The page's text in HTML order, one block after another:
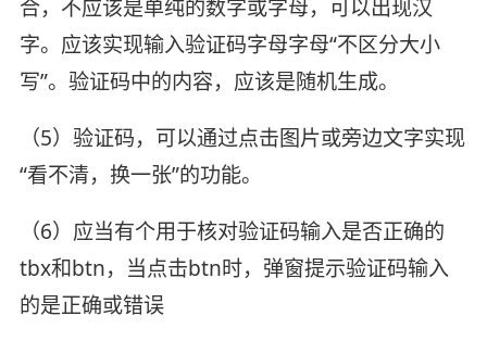
合，不应该是单纯的数字或字母，可以出现汉
字。应该实现输入验证码字母字母“不区分大小
写”。验证码中的内容，应该是随机生成。
（5）验证码，可以通过点击图片或旁边文字实现
“看不清，换一张”的功能。
（6）应当有个用于核对验证码输入是否正确的
tbx和btn，当点击btn时，弹窗提示验证码输入
的是正确或错误